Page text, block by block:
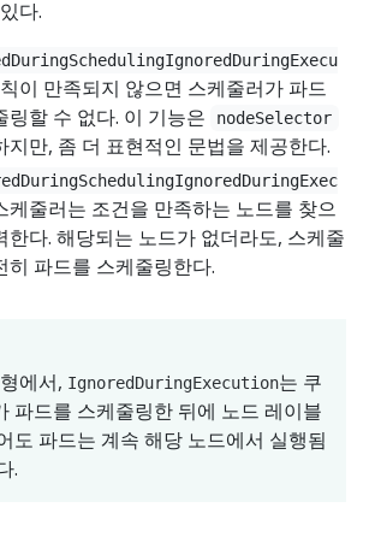
다.
이 만족되지 않으면 스케줄러가 파드
링할 수 없다. 이 기능은
nodeSelector
지만, 좀 더 표현적인 문법을 제공한다.
케줄러는 조건을 만족하는 노드를 찾으
한다. 해당되는 노드가 없더라도, 스케줄
히 파드를 스케줄링한다.
에서, IgnoredDuringExecution는 쿠
파드를 스케줄링한 뒤에 노드 레이블
도 파드는 계속 해당 노드에서 실행됨
.